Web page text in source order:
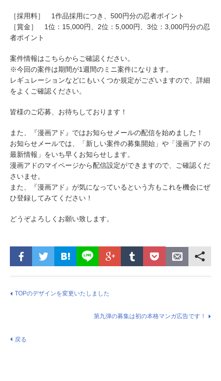
［採用料］ 1作品採用につき、500円分の忍者ポイント
［賞金］ 1位：15,000円、2位：5,000円、3位：3,000円分の忍
者ポイント
案件情報はこちらからご確認ください。
※今回の案件は期間が1週間のミニ案件になります。
レギュレーションなどにもいくつか規定がございますので、詳細
をよくご確認ください。
皆様のご応募、お待ちしております！
また、『漫画アド』ではお知らせメールの配信を始めました！
お知らせメールでは、「新しい案件の募集開始」や「漫画アドの
最新情報」をいち早くお知らせします。
漫画アドのマイページから配信設定ができますので、ご確認くだ
さいませ。
また、『漫画アド』が気になっているという方もこれを機会にぜ
ひ登録してみてください！
どうぞよろしくお願い致します。
TOPのデザインを変更いたしました
第九弾の募集は初の本格マンガ広告です！
戻る